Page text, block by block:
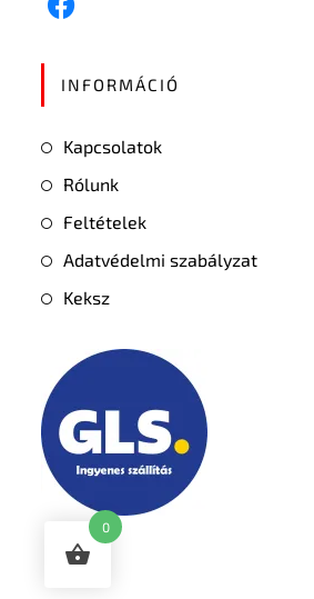
INFORMÁCIÓ
Kapcsolatok
Rólunk
Feltételek
Adatvédelmi szabályzat
Keksz
0